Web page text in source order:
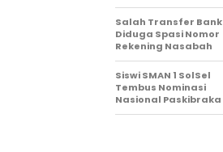
Salah Transfer Bank
Diduga Spasi Nomor
Rekening Nasabah
Siswi SMAN 1 SolSel
Tembus Nominasi
Nasional Paskibraka